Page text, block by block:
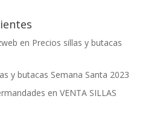
en Precios sillas y butacas
y butacas Semana Santa 2023
en VENTA SILLAS